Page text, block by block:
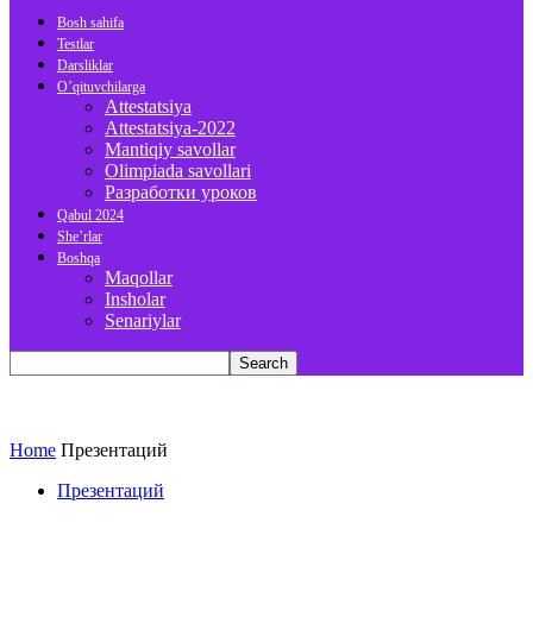
Bosh sahifa
Testlar
Darsliklar
O’qituvchilarga
Attestatsiya
Attestatsiya-2022
Mantiqiy savollar
Olimpiada savollari
Разработки уроков
Qabul 2024
She’rlar
Boshqa
Maqollar
Insholar
Senariylar
Home Презентаций
Презентаций